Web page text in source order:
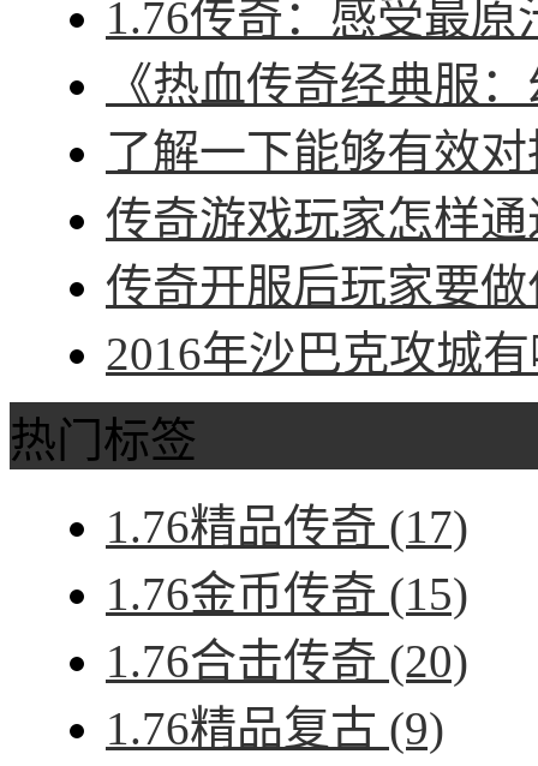
1.76传奇：感受最
《热血传奇经典服
了解一下能够有效
传奇游戏玩家怎样
传奇开服后玩家要
2016年沙巴克攻城
热门标签
1.76精品传奇 (17)
1.76金币传奇 (15)
1.76合击传奇 (20)
1.76精品复古 (9)